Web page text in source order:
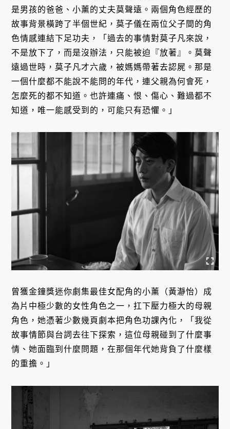
是男孩的爸爸、小薰的丈夫莫聲遠。兩個角色經歷的
故事背景橫跨了半個世紀，莫子儀在兩位父子間的角
色情感連結下足功夫，「過去的事情對莫子凡來說，
不是放下了，而是沒辦法，只能被迫『放著』。莫聲
遠過世時，莫子凡才六歲，被媽媽帶著去認屍。那是
一個什麼都不能說不能問的年代，連父親為何會死，
怎麼死的都不知道。也許連痛、恨、傷心、難過都不
知道，唯一能感受到的，可能只有恐懼。」
曾獲金鐘獎迷你劇集最佳女配角的小薰（黃瀞怡）成
為片中極少數的女性角色之一，扛下壓力極大的母親
角色，她憑著少數幾頁劇本把角色功課內化，「我從
故事情節與台詞去往下探索，這位母親碰到了什麼事
情、她面臨到什麼問題，在那個年代她背負了什麼樣
的重擔。」